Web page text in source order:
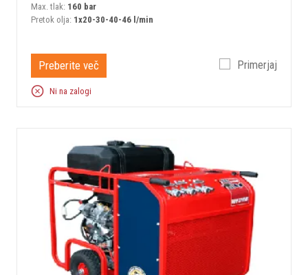
Max. tlak: 160 bar
Pretok olja: 1x20-30-40-46 l/min
Preberite več Primerjaj
Ni na zalogi